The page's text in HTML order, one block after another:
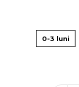
0-3 luni